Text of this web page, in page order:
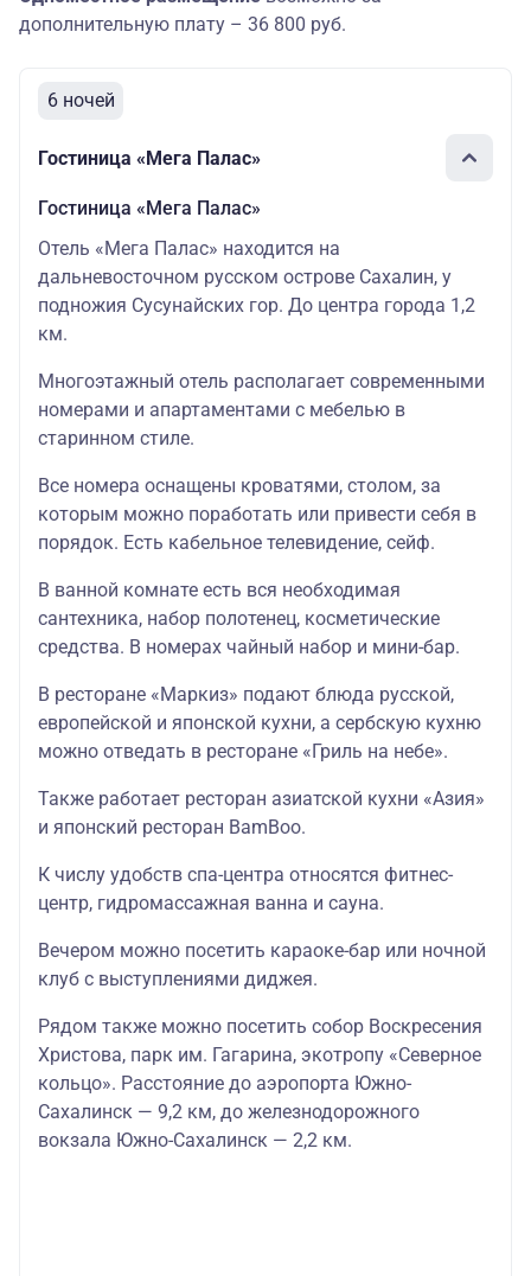
дополнительную плату – 36 800 руб.
6 ночей
Гостиница «Мега Палас»
Гостиница «Мега Палас»
Отель «Мега Палас» находится на
дальневосточном русском острове Сахалин, у
подножия Сусунайских гор. До центра города 1,2
км.
Многоэтажный отель располагает современными
номерами и апартаментами с мебелью в
старинном стиле.
Все номера оснащены кроватями, столом, за
которым можно поработать или привести себя в
порядок. Есть кабельное телевидение, сейф.
В ванной комнате есть вся необходимая
сантехника, набор полотенец, косметические
средства. В номерах чайный набор и мини-бар.
В ресторане «Маркиз» подают блюда русской,
европейской и японской кухни, а сербскую кухню
можно отведать в ресторане «Гриль на небе».
Также работает ресторан азиатской кухни «Азия»
и японский ресторан BamBoo.
К числу удобств спа-центра относятся фитнес-
центр, гидромассажная ванна и сауна.
Вечером можно посетить караоке-бар или ночной
клуб с выступлениями диджея.
Рядом также можно посетить собор Воскресения
Христова, парк им. Гагарина, экотропу «Северное
кольцо». Расстояние до аэропорта Южно-
Сахалинск — 9,2 км, до железнодорожного
вокзала Южно-Сахалинск — 2,2 км.